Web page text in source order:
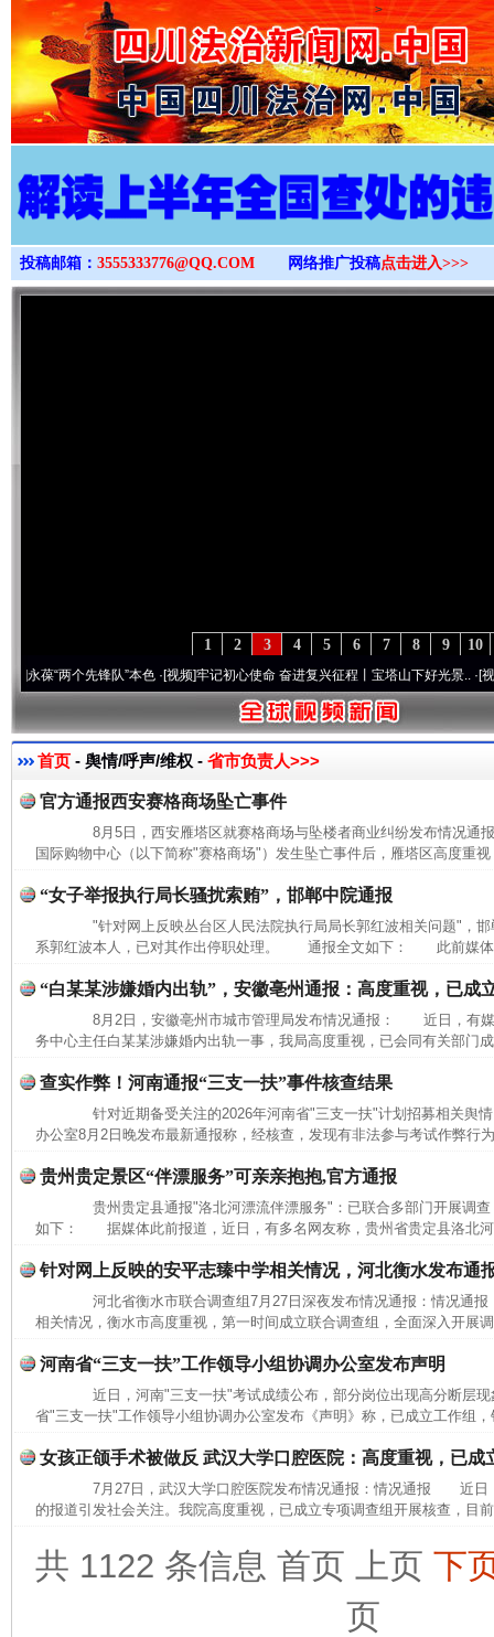
>
投稿邮箱： 3555333776@QQ.COM 网络推广投稿点击进入>>>
10
9
8
7
6
5
4
3
2
1
“两个先锋队”本色·[视频]牢记初心使命 奋进复兴征程丨宝塔山下好光景..·[视频]因党
首页 - 舆情/呼声/维权 - 省市负责人>>>
官方通报西安赛格商场坠亡事件
8月5日，西安雁塔区就赛格商场与坠楼者商业纠纷发布情况
国际购物中心（以下简称"赛格商场"）发生坠亡事件后，雁塔区高度重
“女子举报执行局长骚扰索贿”，邯郸中院通报
"针对网上反映丛台区人民法院执行局局长郭红波相关问题"，邯
系郭红波本人，已对其作出停职处理。 通报全文如下： 此前媒体
“白某某涉嫌婚内出轨”，安徽亳州通报：高度重视，已成
8月2日，安徽亳州市城市管理局发布情况通报： 近日，有媒
务中心主任白某某涉嫌婚内出轨一事，我局高度重视，已会同有关部门
查实作弊！河南通报“三支一扶”事件核查结果
针对近期备受关注的2026年河南省"三支一扶"计划招募相关舆
办公室8月2日晚发布最新通报称，经核查，发现有非法参与考试作弊行
贵州贵定景区“伴漂服务”可亲亲抱抱,官方通报
贵州贵定县通报"洛北河漂流伴漂服务"：已联合多部门开展调查
如下： 据媒体此前报道，近日，有多名网友称，贵州省贵定县洛北
针对网上反映的安平志臻中学相关情况，河北衡水发布通
河北省衡水市联合调查组7月27日深夜发布情况通报：情况通
相关情况，衡水市高度重视，第一时间成立联合调查组，全面深入开展
河南省“三支一扶”工作领导小组协调办公室发布声明
近日，河南"三支一扶"考试成绩公布，部分岗位出现高分断层现
省"三支一扶"工作领导小组协调办公室发布《声明》称，已成立工作组
女孩正颌手术被做反 武汉大学口腔医院：高度重视，已成
7月27日，武汉大学口腔医院发布情况通报：情况通报 近日
的报道引发社会关注。我院高度重视，已成立专项调查组开展核查，目
共 1122 条信息 首页 上页 下
页